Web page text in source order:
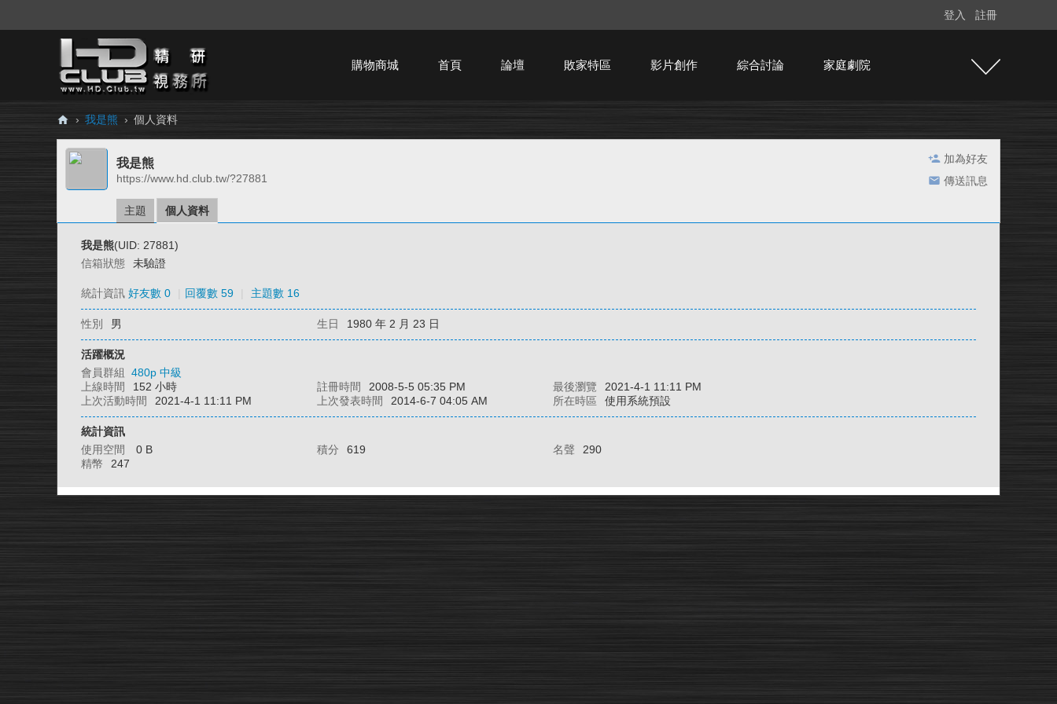
登入 註冊
購物商城 首頁 論壇 敗家特區 影片創作 綜合討論 家庭劇院
H
Cl
› 我是熊 › 個人資料
加為好友
傳送訊息
我是熊
https://www.hd.club.tw/?27881
主題 個人資料
我是熊(UID: 27881)
信箱狀態
未驗證
統計資訊 好友數 0 回覆數 59 主題數 16
性別 男 生日 1980 年 2 月 23 日
活躍概況
會員群組 480p 中級
上線時間
152 小時 註冊時間 2008-5-5 05:35 PM 最後瀏覽
2021-4-1 11:11 PM
上次活動時間
2021-4-1 11:11 PM 上次發表時間 2014-6-7 04:05 AM 所在時區 使用系統預設
統計資訊
使用空間
0 B 積分 619 名聲
290
精幣
247